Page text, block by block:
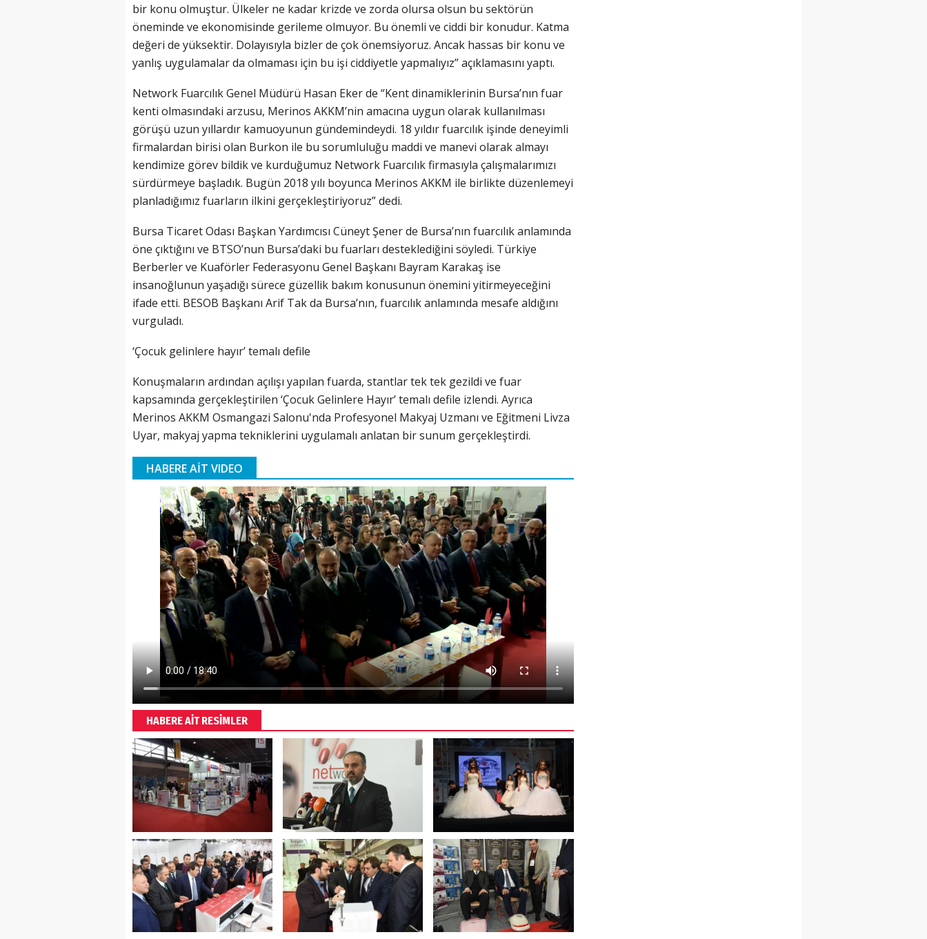
bir konu olmuştur. Ülkeler ne kadar krizde ve zorda olursa olsun bu sektörün
öneminde ve ekonomisinde gerileme olmuyor. Bu önemli ve ciddi bir konudur. Katma
değeri de yüksektir. Dolayısıyla bizler de çok önemsiyoruz. Ancak hassas bir konu ve
yanlış uygulamalar da olmaması için bu işi ciddiyetle yapmalıyız” açıklamasını yaptı.
Network Fuarcılık Genel Müdürü Hasan Eker de “Kent dinamiklerinin Bursa’nın fuar
kenti olmasındaki arzusu, Merinos AKKM’nin amacına uygun olarak kullanılması
görüşü uzun yıllardır kamuoyunun gündemindeydi. 18 yıldır fuarcılık işinde deneyimli
firmalardan birisi olan Burkon ile bu sorumluluğu maddi ve manevi olarak almayı
kendimize görev bildik ve kurduğumuz Network Fuarcılık firmasıyla çalışmalarımızı
sürdürmeye başladık. Bugün 2018 yılı boyunca Merinos AKKM ile birlikte düzenlemeyi
planladığımız fuarların ilkini gerçekleştiriyoruz” dedi.
Bursa Ticaret Odası Başkan Yardımcısı Cüneyt Şener de Bursa’nın fuarcılık anlamında
öne çıktığını ve BTSO’nun Bursa’daki bu fuarları desteklediğini söyledi. Türkiye
Berberler ve Kuaförler Federasyonu Genel Başkanı Bayram Karakaş ise
insanoğlunun yaşadığı sürece güzellik bakım konusunun önemini yitirmeyeceğini
ifade etti. BESOB Başkanı Arif Tak da Bursa’nın, fuarcılık anlamında mesafe aldığını
vurguladı.
‘Çocuk gelinlere hayır’ temalı defile
Konuşmaların ardından açılışı yapılan fuarda, stantlar tek tek gezildi ve fuar
kapsamında gerçekleştirilen ‘Çocuk Gelinlere Hayır’ temalı defile izlendi. Ayrıca
Merinos AKKM Osmangazi Salonu'nda Profesyonel Makyaj Uzmanı ve Eğitmeni Livza
Uyar, makyaj yapma tekniklerini uygulamalı anlatan bir sunum gerçekleştirdi.
HABERE AİT VIDEO
HABERE AİT RESİMLER